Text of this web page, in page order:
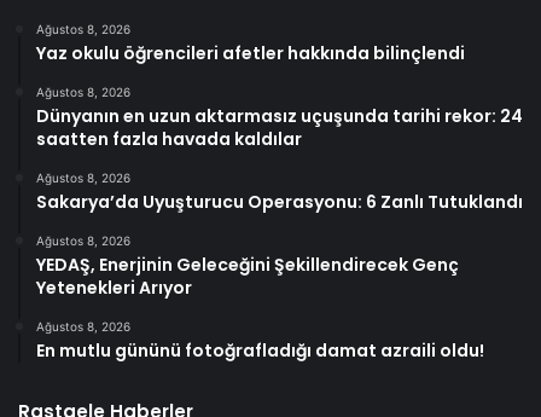
Ağustos 8, 2026
Yaz okulu öğrencileri afetler hakkında bilinçlendi
Ağustos 8, 2026
Dünyanın en uzun aktarmasız uçuşunda tarihi rekor: 24
saatten fazla havada kaldılar
Ağustos 8, 2026
Sakarya’da Uyuşturucu Operasyonu: 6 Zanlı Tutuklandı
Ağustos 8, 2026
YEDAŞ, Enerjinin Geleceğini Şekillendirecek Genç
Yetenekleri Arıyor
Ağustos 8, 2026
En mutlu gününü fotoğrafladığı damat azraili oldu!
Rastgele Haberler